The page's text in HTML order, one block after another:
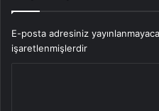
E-posta adresiniz
işaretlenmişlerdir